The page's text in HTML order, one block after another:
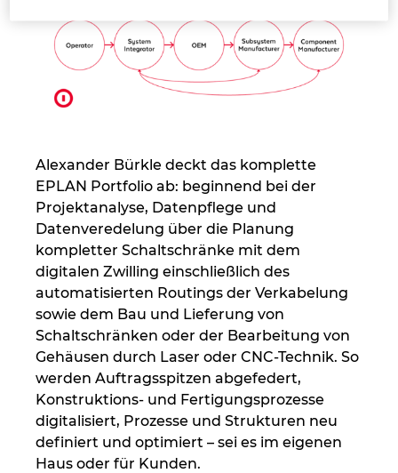
Alexander Bürkle deckt das komplette
EPLAN Portfolio ab: beginnend bei der
Projektanalyse, Datenpflege und
Datenveredelung über die Planung
kompletter Schaltschränke mit dem
digitalen Zwilling einschließlich des
automatisierten Routings der Verkabelung
sowie dem Bau und Lieferung von
Schaltschränken oder der Bearbeitung von
Gehäusen durch Laser oder CNC-Technik. So
werden Auftragsspitzen abgefedert,
Konstruktions- und Fertigungsprozesse
digitalisiert, Prozesse und Strukturen neu
definiert und optimiert – sei es im eigenen
Haus oder für Kunden.
Philippinen
Rumänien
Schweden
Schweiz
Serbien
Singapur
Slowakei
Slowenien